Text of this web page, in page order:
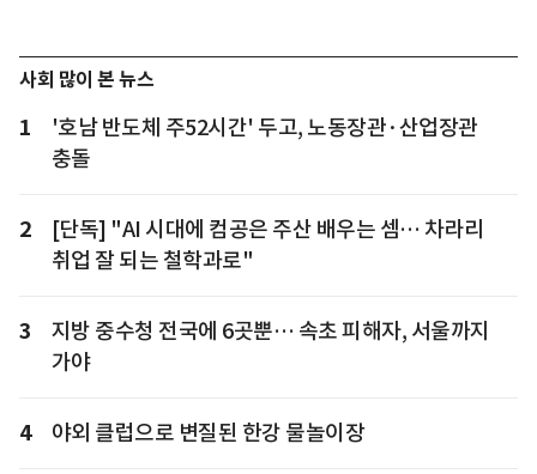
사회 많이 본 뉴스
1
'호남 반도체 주52시간' 두고, 노동장관·산업장관
충돌
2
[단독] "AI 시대에 컴공은 주산 배우는 셈… 차라리
취업 잘 되는 철학과로"
3
지방 중수청 전국에 6곳뿐… 속초 피해자, 서울까지
가야
4 야외 클럽으로 변질된 한강 물놀이장